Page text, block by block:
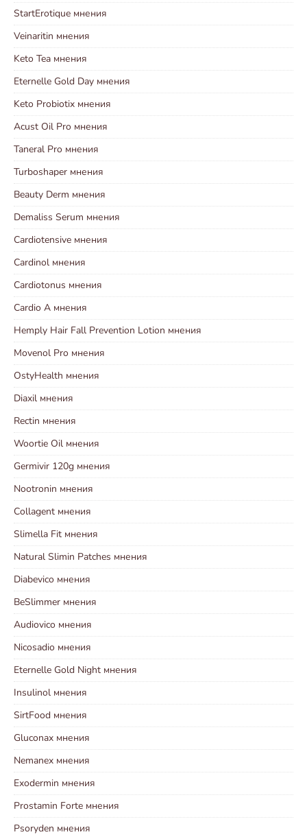
StartErotique мнения
Veinaritin мнения
Keto Tea мнения
Eternelle Gold Day мнения
Keto Probiotix мнения
Acust Oil Pro мнения
Taneral Pro мнения
Turboshaper мнения
Beauty Derm мнения
Demaliss Serum мнения
Cardiotensive мнения
Cardinol мнения
Cardiotonus мнения
Cardio A мнения
Hemply Hair Fall Prevention Lotion мнения
Movenol Pro мнения
OstyHealth мнения
Diaxil мнения
Rectin мнения
Woortie Oil мнения
Germivir 120g мнения
Nootronin мнения
Collagent мнения
Slimella Fit мнения
Natural Slimin Patches мнения
Diabevico мнения
BeSlimmer мнения
Audiovico мнения
Nicosadio мнения
Eternelle Gold Night мнения
Insulinol мнения
SirtFood мнения
Gluconax мнения
Nemanex мнения
Exodermin мнения
Prostamin Forte мнения
Psoryden мнения